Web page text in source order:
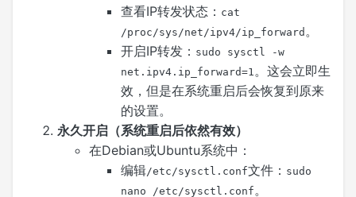
查看IP转发状态： cat
/proc/sys/net/ipv4/ip_forward 。
开启IP转发： sudo sysctl -w
net.ipv4.ip_forward=1 。这会立即生
效，但是在系统重启后会恢复到原来
的设置。
永久开启（系统重启后依然有效）
在Debian或Ubuntu系统中：
编辑/etc/sysctl.conf文件： sudo
nano /etc/sysctl.conf 。